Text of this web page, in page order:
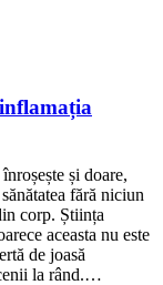
și doare,
fără niciun
corp. Știința
aceasta nu este
de joasă
la rând.…